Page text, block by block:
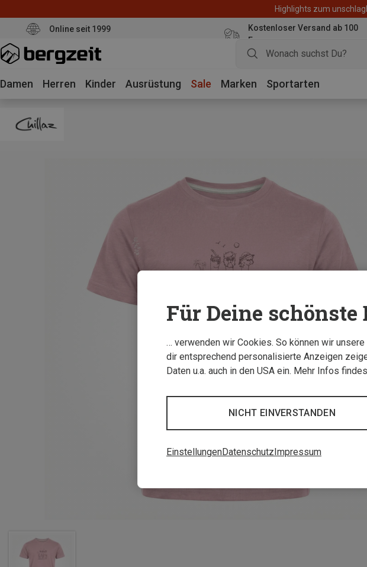
Highlights zum
Online seit 1999
Kostenloser Versand ab 100
Euro
Damen Herren Kinder Ausrüstung Sale Marken Sportarten
Für Deine schönste
… verwenden wir Cookies. So können wir
dir entsprechend personalisierte Anzeigen
Daten u.a. auch in den USA ein. Mehr Infos
NICHT EINVERSTANDEN
EinstellungenDatenschutz Impressum